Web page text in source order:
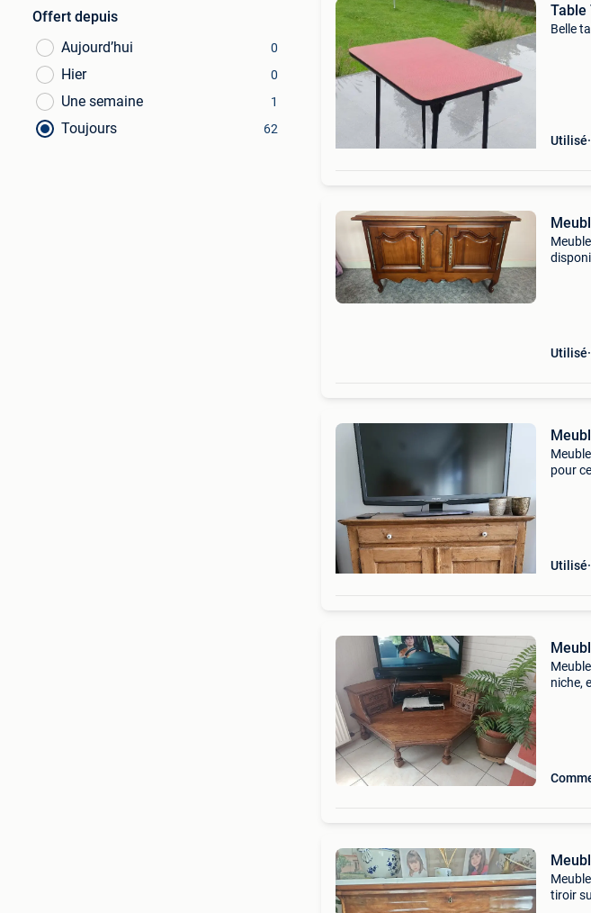
Offert depuis
Aujourd’hui
0
Hier 0
Une semaine 1
Toujours 62
Table
Belle
Utilisé
Utilisé
pour
Utilisé
niche,
tiroir